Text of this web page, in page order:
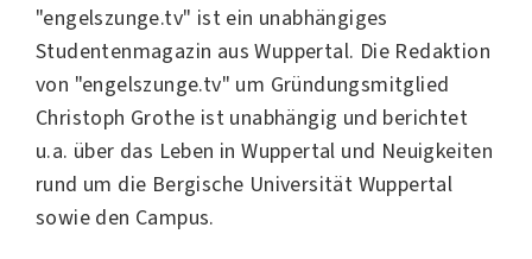
"engelszunge.tv" ist ein unabhängiges
Studentenmagazin aus Wuppertal. Die Redaktion
von "engelszunge.tv" um Gründungsmitglied
Christoph Grothe ist unabhängig und berichtet
u.a. über das Leben in Wuppertal und Neuigkeiten
rund um die Bergische Universität Wuppertal
sowie den Campus.